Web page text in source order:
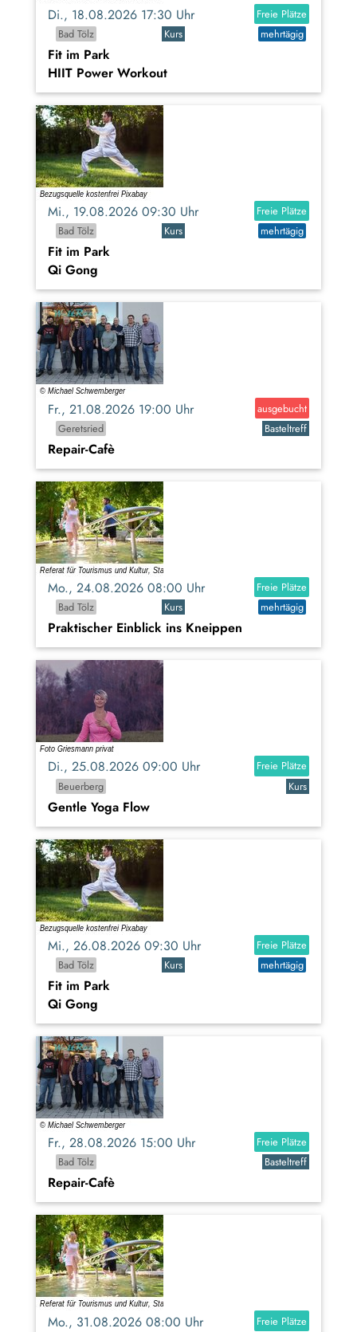
Di., 18.08.2026 17:30 Uhr
Freie Plätze
Bad Tölz
Kurs mehrtägig
Fit im Park
HIIT Power Workout
Mi., 19.08.2026 09:30 Uhr
Freie Plätze
Bad Tölz
Kurs mehrtägig
Fit im Park
Qi Gong
Fr., 21.08.2026 19:00 Uhr
ausgebucht
Geretsried
Basteltreff
Repair-Cafè
Mo., 24.08.2026 08:00 Uhr
Freie Plätze
Bad Tölz
Kurs mehrtägig
Praktischer Einblick ins Kneippen
Di., 25.08.2026 09:00 Uhr
Freie Plätze
Beuerberg
Kurs
Gentle Yoga Flow
Mi., 26.08.2026 09:30 Uhr
Freie Plätze
Bad Tölz
Kurs mehrtägig
Fit im Park
Qi Gong
Fr., 28.08.2026 15:00 Uhr
Freie Plätze
Bad Tölz
Basteltreff
Repair-Cafè
Mo., 31.08.2026 08:00 Uhr
Freie Plätze